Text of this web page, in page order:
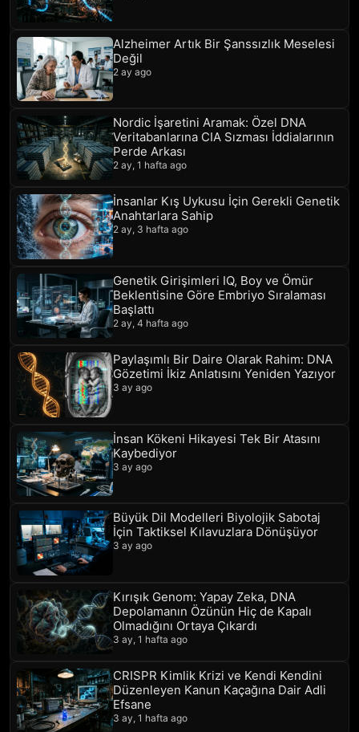
Alzheimer Artık Bir Şanssızlık Meselesi
Değil
2 ay ago
Nordic İşaretini Aramak: Özel DNA
Veritabanlarına CIA Sızması İddialarının
Perde Arkası
2 ay, 1 hafta ago
İnsanlar Kış Uykusu İçin Gerekli Genetik
Anahtarlara Sahip
2 ay, 3 hafta ago
Genetik Girişimleri IQ, Boy ve Ömür
Beklentisine Göre Embriyo Sıralaması
Başlattı
2 ay, 4 hafta ago
Paylaşımlı Bir Daire Olarak Rahim: DNA
Gözetimi İkiz Anlatısını Yeniden Yazıyor
3 ay ago
İnsan Kökeni Hikayesi Tek Bir Atasını
Kaybediyor
3 ay ago
Büyük Dil Modelleri Biyolojik Sabotaj
İçin Taktiksel Kılavuzlara Dönüşüyor
3 ay ago
Kırışık Genom: Yapay Zeka, DNA
Depolamanın Özünün Hiç de Kapalı
Olmadığını Ortaya Çıkardı
3 ay, 1 hafta ago
CRISPR Kimlik Krizi ve Kendi Kendini
Düzenleyen Kanun Kaçağına Dair Adli
Efsane
3 ay, 1 hafta ago